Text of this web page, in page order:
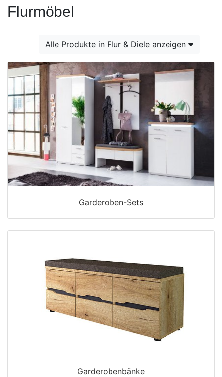
Flurmöbel
Alle Produkte in Flur & Diele anzeigen
Garderoben-Sets
Garderobenbänke
Möbel-
Finanzierung
Markenwelt
Letz-
Deals